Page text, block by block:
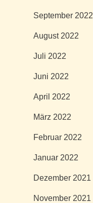
September 2022
August 2022
Juli 2022
Juni 2022
April 2022
März 2022
Februar 2022
Januar 2022
Dezember 2021
November 2021